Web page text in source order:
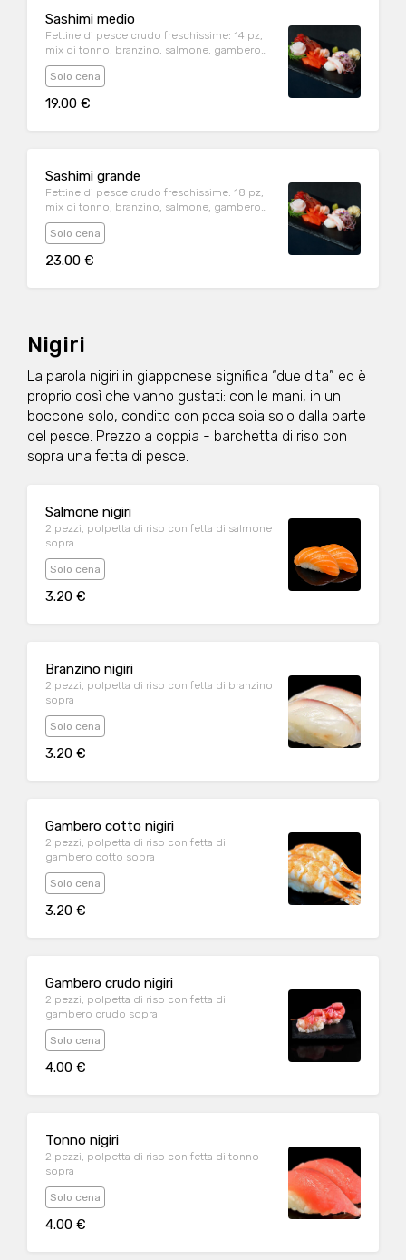
Sashimi medio
Fettine di pesce crudo freschissime: 14 pz,
mix di tonno, branzino, salmone, gambero
crudo
Solo cena
19.00 €
Sashimi grande
Fettine di pesce crudo freschissime: 18 pz,
mix di tonno, branzino, salmone, gambero
crudo
Solo cena
23.00 €
Nigiri
La parola nigiri in giapponese significa “due dita” ed è
proprio così che vanno gustati: con le mani, in un
boccone solo, condito con poca soia solo dalla parte
del pesce. Prezzo a coppia - barchetta di riso con
sopra una fetta di pesce.
Salmone nigiri
2 pezzi, polpetta di riso con fetta di salmone
sopra
Solo cena
3.20 €
Branzino nigiri
2 pezzi, polpetta di riso con fetta di branzino
sopra
Solo cena
3.20 €
Gambero cotto nigiri
2 pezzi, polpetta di riso con fetta di
gambero cotto sopra
Solo cena
3.20 €
Gambero crudo nigiri
2 pezzi, polpetta di riso con fetta di
gambero crudo sopra
Solo cena
4.00 €
Tonno nigiri
2 pezzi, polpetta di riso con fetta di tonno
sopra
Solo cena
4.00 €